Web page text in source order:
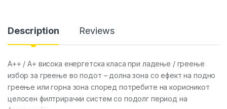
Description Reviews
A++ / A+ висока енергетска класа при ладење / греење
избор за греење во подот – долна зона со ефект на подно
греење или горна зона според потребите на корисникот
целосен филтрирачки систем со подолг период на